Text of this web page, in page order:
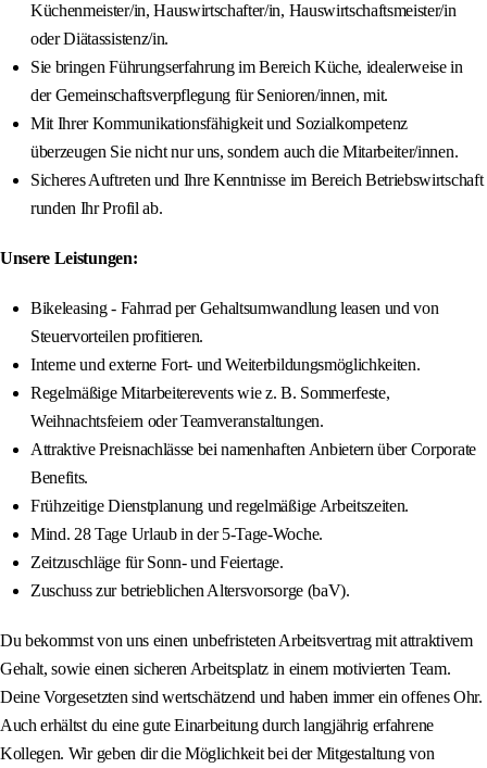
Küchenmeister/in, Hauswirtschafter/in, Hauswirtschaftsmeister/in
oder Diätassistenz/in.
Sie bringen Führungserfahrung im Bereich Küche, idealerweise in
der Gemeinschaftsverpflegung für Senioren/innen, mit.
Mit Ihrer Kommunikationsfähigkeit und Sozialkompetenz
überzeugen Sie nicht nur uns, sondern auch die Mitarbeiter/innen.
Sicheres Auftreten und Ihre Kenntnisse im Bereich Betriebswirtschaft
runden Ihr Profil ab.
Unsere Leistungen:
Bikeleasing - Fahrrad per Gehaltsumwandlung leasen und von
Steuervorteilen profitieren.
Interne und externe Fort- und Weiterbildungsmöglichkeiten.
Regelmäßige Mitarbeiterevents wie z. B. Sommerfeste,
Weihnachtsfeiern oder Teamveranstaltungen.
Attraktive Preisnachlässe bei namenhaften Anbietern über Corporate
Benefits.
Frühzeitige Dienstplanung und regelmäßige Arbeitszeiten.
Mind. 28 Tage Urlaub in der 5-Tage-Woche.
Zeitzuschläge für Sonn- und Feiertage.
Zuschuss zur betrieblichen Altersvorsorge (baV).
Du bekommst von uns einen unbefristeten Arbeitsvertrag mit attraktivem
Gehalt, sowie einen sicheren Arbeitsplatz in einem motivierten Team.
Deine Vorgesetzten sind wertschätzend und haben immer ein offenes Ohr.
Auch erhältst du eine gute Einarbeitung durch langjährig erfahrene
Kollegen. Wir geben dir die Möglichkeit bei der Mitgestaltung von